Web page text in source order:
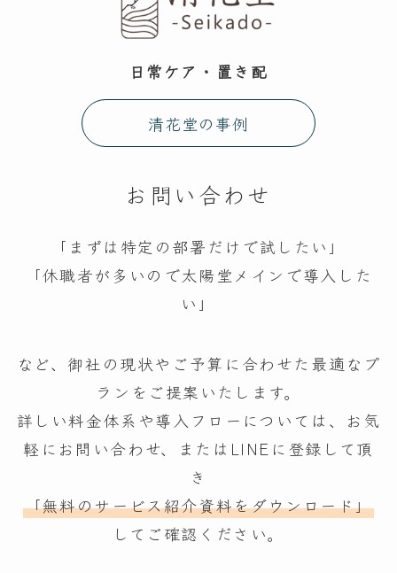
日常ケア・置き配
清花堂の事例
お問い合わせ
「まずは特定の部署だけで試したい」
「休職者が多いので太陽堂メインで導入した
い」
など、御社の現状やご予算に合わせた最適なプ
ランをご提案いたします。
詳しい料金体系や導入フローについては、お気
軽にお問い合わせ、またはLINEに登録して頂
き
「無料のサービス紹介資料をダウンロード」
してご確認ください。